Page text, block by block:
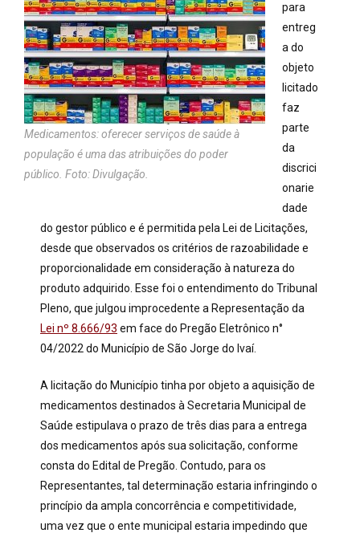
Medicamentos: oferecer serviços de saúde à
população é uma das atribuições do poder
público. Foto: Divulgação.
para
entreg
a do
objeto
licitado
faz
parte
da
discrici
onarie
dade
do gestor público e é permitida pela Lei de Licitações,
desde que observados os critérios de razoabilidade e
proporcionalidade em consideração à natureza do
produto adquirido. Esse foi o entendimento do Tribunal
Pleno, que julgou improcedente a Representação da
Lei nº 8.666/93 em face do Pregão Eletrônico n°
04/2022 do Município de São Jorge do Ivaí.
A licitação do Município tinha por objeto a aquisição de
medicamentos destinados à Secretaria Municipal de
Saúde estipulava o prazo de três dias para a entrega
dos medicamentos após sua solicitação, conforme
consta do Edital de Pregão. Contudo, para os
Representantes, tal determinação estaria infringindo o
princípio da ampla concorrência e competitividade,
uma vez que o ente municipal estaria impedindo que